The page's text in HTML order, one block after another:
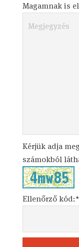
Magamnak is
Kérjük adja
számokból
Ellenőrző kód:*